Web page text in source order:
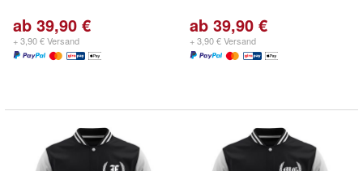
ab 39,90 €
+ 3,90 € Versand
ab 39,90 €
+ 3,90 € Versand